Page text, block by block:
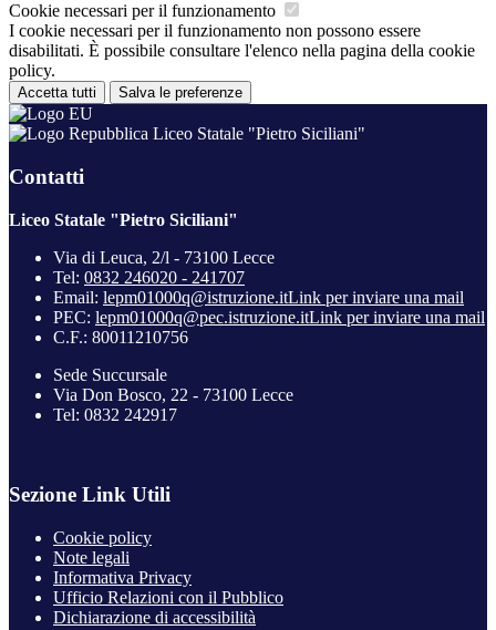
Cookie necessari per il funzionamento
I cookie necessari per il funzionamento non possono essere
disabilitati. È possibile consultare l'elenco nella pagina della cookie
policy.
Accetta tutti Salva le preferenze
Liceo Statale "Pietro Siciliani"
Contatti
Liceo Statale "Pietro Siciliani"
Via di Leuca, 2/l - 73100 Lecce
Tel: 0832 246020 - 241707
Email: lepm01000q@istruzione.itLink per inviare una mail
PEC: lepm01000q@pec.istruzione.itLink per inviare una mail
C.F.: 80011210756
Sede Succursale
Via Don Bosco, 22 - 73100 Lecce
Tel: 0832 242917
Sezione Link Utili
Cookie policy
Note legali
Informativa Privacy
Ufficio Relazioni con il Pubblico
Dichiarazione di accessibilità